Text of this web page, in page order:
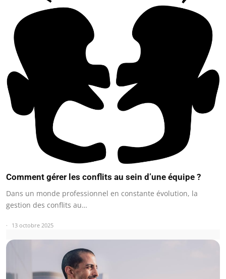
Comment gérer les conflits au sein d’une équipe ?
Dans un monde professionnel en constante évolution, la
gestion des conflits au…
13 octobre 2025